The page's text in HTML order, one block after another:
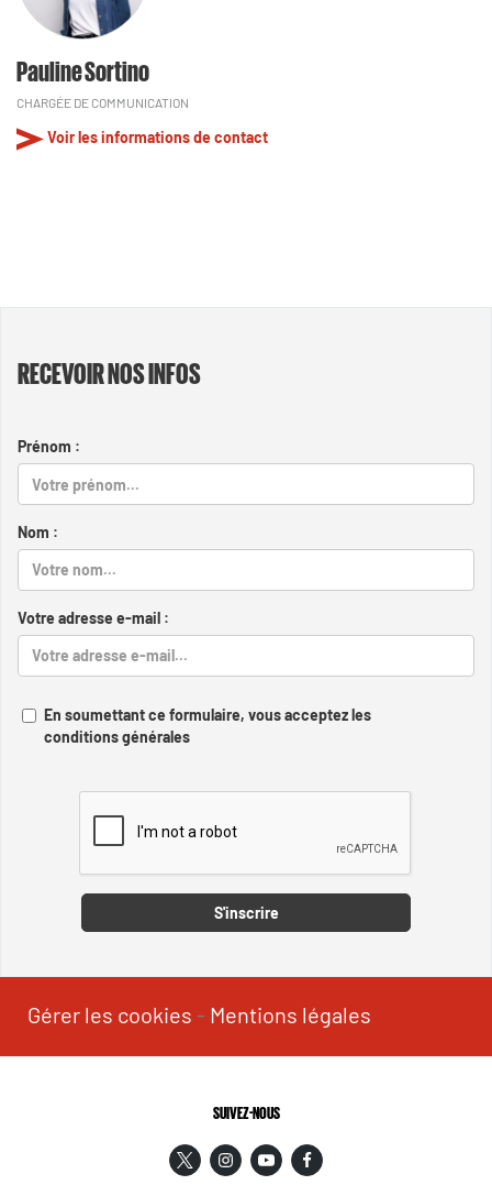
Pauline Sortino
CHARGÉE DE COMMUNICATION
Voir les informations de contact
RECEVOIR NOS INFOS
Prénom :
Nom :
Votre adresse e-mail :
En soumettant ce formulaire, vous acceptez les
conditions générales
S'inscrire
Gérer les cookies - Mentions légales
SUIVEZ-NOUS